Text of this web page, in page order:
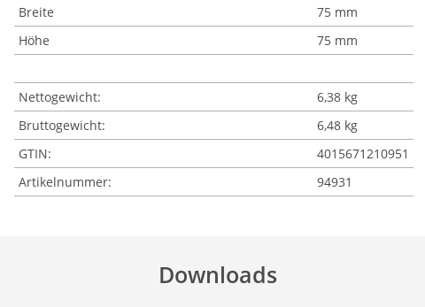
Breite
75 mm
Höhe
75 mm
Nettogewicht:
6,38 kg
Bruttogewicht:
6,48 kg
GTIN:
4015671210951
Artikelnummer:
94931
Downloads